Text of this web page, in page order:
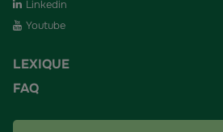
Linkedin
Youtube
LEXIQUE
FAQ